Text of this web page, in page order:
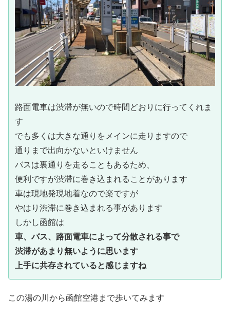
路面電車は渋滞が無いので時間どおりに行ってくれま
す
でも多くは大きな通りをメインに走りますので
通りまで出向かないといけません
バスは裏通りを走ることもあるため、
便利ですが渋滞に巻き込まれることがあります
車は現地発現地着なので楽ですが
やはり渋滞に巻き込まれる事があります
しかし函館は
車、バス、路面電車によって分散される事で
渋滞があまり無いように思います
上手に共存されていると感じますね
この湯の川から函館空港まで歩いてみます